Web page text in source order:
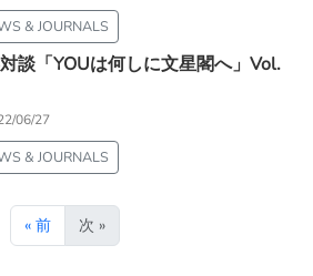
& JOURNALS
談「YOUは何しに文星閣へ」Vol.
06/27
& JOURNALS
« 前 次 »